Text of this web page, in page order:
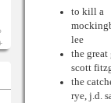
to kill a
lee
the great
scott
the
rye, j.d.